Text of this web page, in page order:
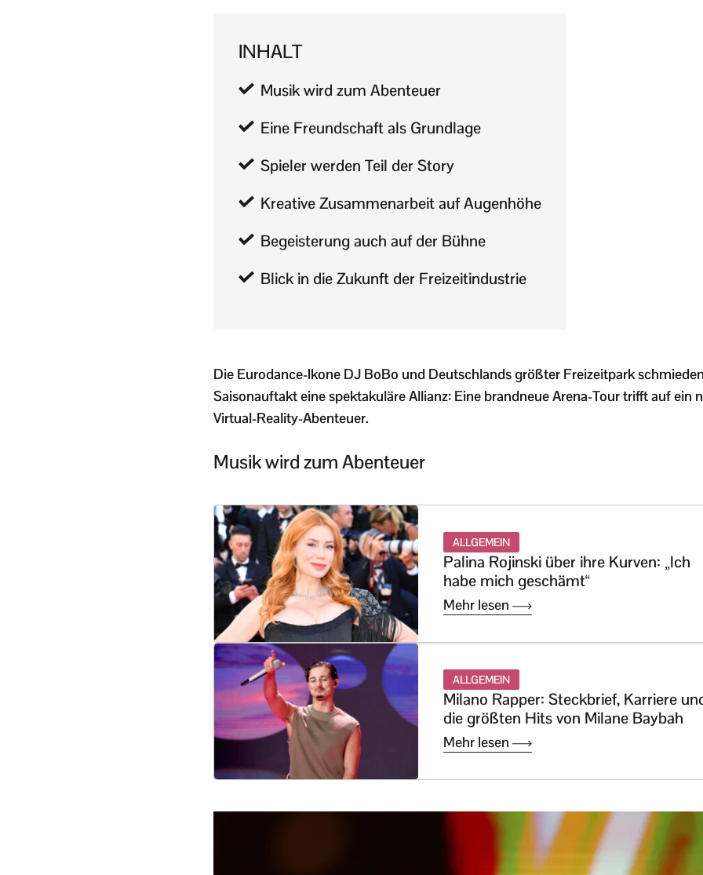
INHALT
Musik wird zum Abenteuer
Eine Freundschaft als Grundlage
Spieler werden Teil der Story
Kreative Zusammenarbeit auf Augenhöhe
Begeisterung auch auf der Bühne
Blick in die Zukunft der Freizeitindustrie
Die Eurodance-Ikone DJ BoBo und Deutschlands größter Freizeitpark
Saisonauftakt eine spektakuläre Allianz: Eine brandneue Arena-Tour trifft auf ein
Virtual-Reality-Abenteuer.
Musik wird zum Abenteuer
ALLGEMEIN
Palina Rojinski über ihre Kurven: „Ich
habe mich geschämt“
Mehr lesen
ALLGEMEIN
Milano Rapper: Steckbrief, Karriere
die größten Hits von Milane Baybah
Mehr lesen